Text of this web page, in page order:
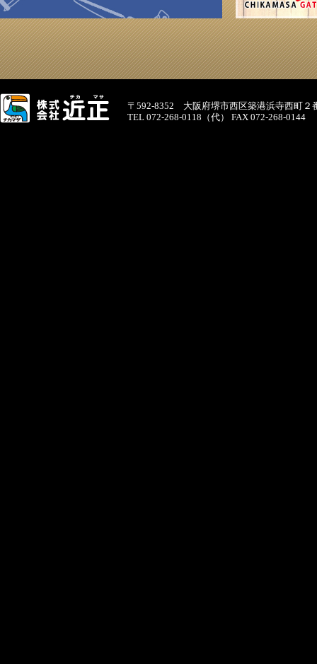
〒592-8352 大阪府堺市西区築港浜寺西町２
TEL 072-268-0118（代） FAX 072-268-0144